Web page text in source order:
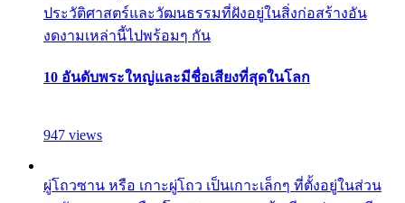
ประวัติศาสตร์และวัฒนธรรมที่ฝังอยู่ในสิ่งก่อสร้างอัน
งดงามเหล่านี้ไปพร้อมๆ กัน
10 อันดับพระใหญ่และมีชื่อเสียงที่สุดในโลก
947 views
ผู่โถวซาน หรือ เกาะผู่โถว เป็นเกาะเล็กๆ ที่ตั้งอยู่ในส่วน